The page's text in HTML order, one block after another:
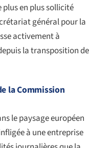
plus en plus sollicité
général pour la
activement à
la transposition de
la Commission
le paysage européen
à une entreprise